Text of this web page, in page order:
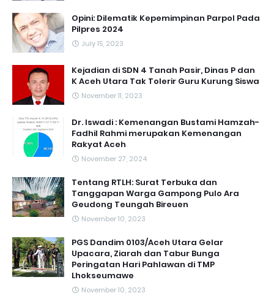
Opini: Dilematik Kepemimpinan Parpol Pada
Pilpres 2024
July 15, 2023
Kejadian di SDN 4 Tanah Pasir, Dinas P dan
K Aceh Utara Tak Tolerir Guru Kurung Siswa
November 11, 2023
Dr. Iswadi : Kemenangan Bustami Hamzah-
Fadhil Rahmi merupakan Kemenangan
Rakyat Aceh
November 27, 2024
Tentang RTLH: Surat Terbuka dan
Tanggapan Warga Gampong Pulo Ara
Geudong Teungah Bireuen
November 10, 2023
PGS Dandim 0103/Aceh Utara Gelar
Upacara, Ziarah dan Tabur Bunga
Peringatan Hari Pahlawan di TMP
Lhokseumawe
November 10, 2023